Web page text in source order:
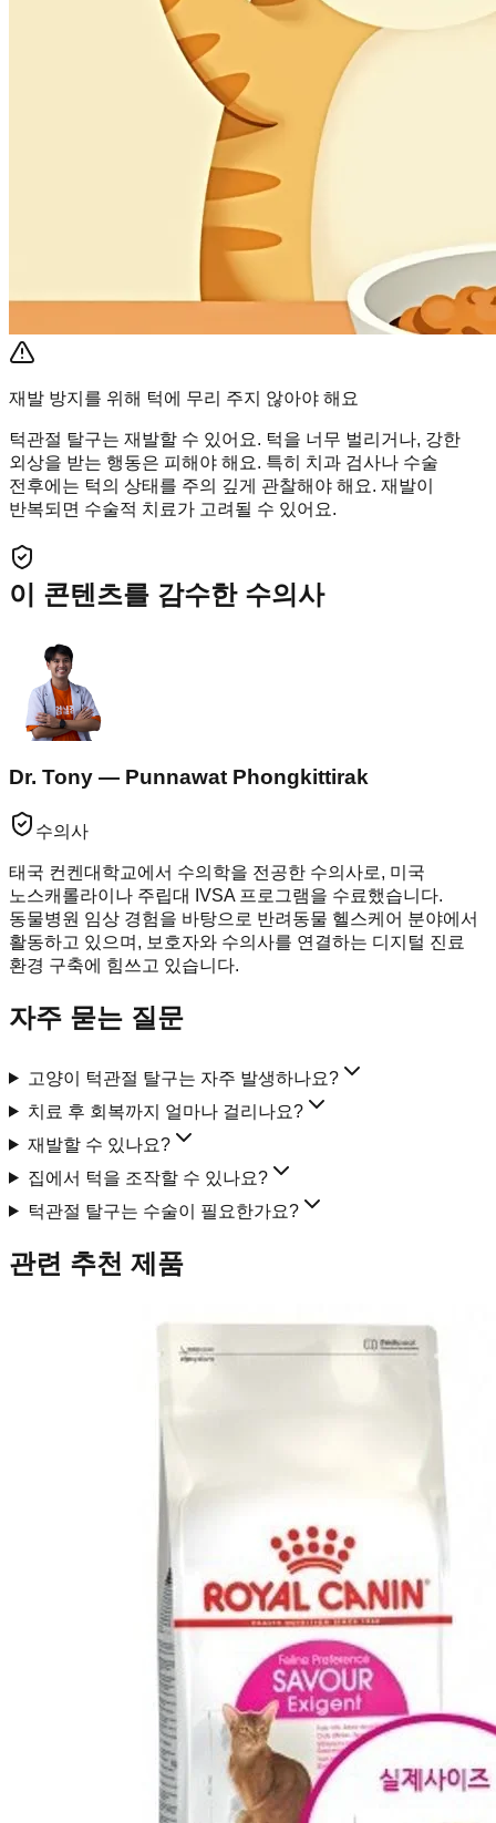
재발 방지를 위해 턱에 무리 주지 않아야 해요
턱관절 탈구는 재발할 수 있어요. 턱을 너무 벌리거나, 강한
외상을 받는 행동은 피해야 해요. 특히 치과 검사나 수술
전후에는 턱의 상태를 주의 깊게 관찰해야 해요. 재발이
반복되면 수술적 치료가 고려될 수 있어요.
이 콘텐츠를 감수한 수의사
Dr. Tony — Punnawat Phongkittirak
수의사
태국 컨켄대학교에서 수의학을 전공한 수의사로, 미국
노스캐롤라이나 주립대 IVSA 프로그램을 수료했습니다.
동물병원 임상 경험을 바탕으로 반려동물 헬스케어 분야에서
활동하고 있으며, 보호자와 수의사를 연결하는 디지털 진료
환경 구축에 힘쓰고 있습니다.
자주 묻는 질문
고양이 턱관절 탈구는 자주 발생하나요?
치료 후 회복까지 얼마나 걸리나요?
재발할 수 있나요?
집에서 턱을 조작할 수 있나요?
턱관절 탈구는 수술이 필요한가요?
관련 추천 제품